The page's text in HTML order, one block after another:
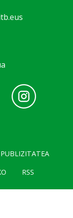
PUBLIZITATEA
RSS